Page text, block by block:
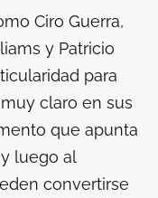
Ciro Guerra,
y Patricio
para
claro en sus
que apunta
luego al
convertirse